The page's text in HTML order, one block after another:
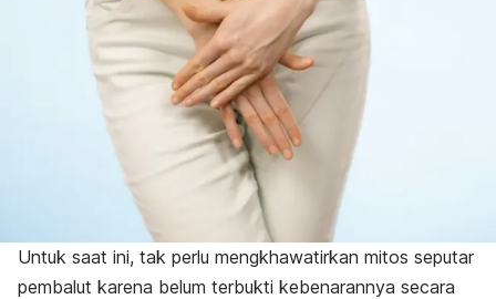
Untuk saat ini, tak perlu mengkhawatirkan mitos seputar
pembalut karena belum terbukti kebenarannya secara